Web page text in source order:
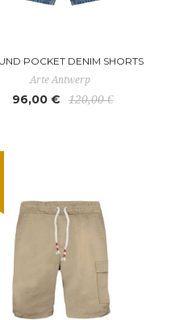
POCKET DENIM SHORTS
Arte Antwerp
96,00 € 120,00 €